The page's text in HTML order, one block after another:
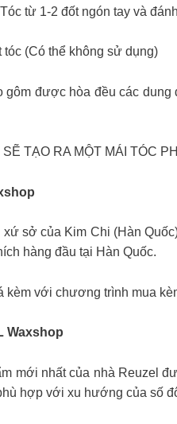
từ 1-2 đốt ngón tay và
(Có thể không sử dụng)
gôm được hòa đều các
TẠO RA MỘT MÁI TÓC
sở của Kim Chi (Hàn
hàng đầu tại Hàn Quốc.
kèm với chương trình mua
Waxshop
mới nhất của nhà Reuzel
hợp với xu hướng của số